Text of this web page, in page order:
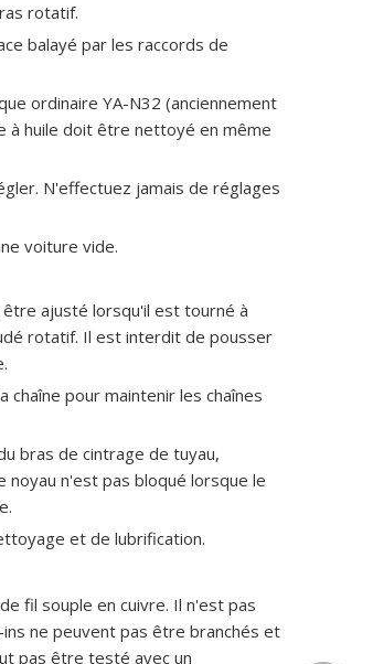
rotatif.
balayé par les raccords de
ordinaire YA-N32 (anciennement
à huile doit être nettoyé en même
N'effectuez jamais de réglages
voiture vide.
ajusté lorsqu'il est tourné à
rotatif. Il est interdit de pousser
pour maintenir les chaînes
bras de cintrage de tuyau,
n'est pas bloqué lorsque le
et de lubrification.
fil souple en cuivre. Il n'est pas
ne peuvent pas être branchés et
pas être testé avec un